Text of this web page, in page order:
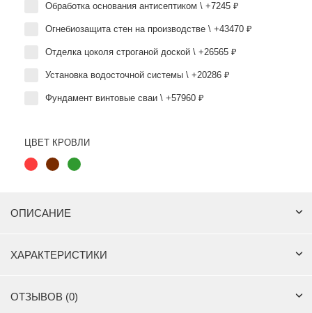
Обработка основания антисептиком \ +7245 ₽
Огнебиозащита стен на производстве \ +43470 ₽
Отделка цоколя строганой доской \ +26565 ₽
Установка водосточной системы \ +20286 ₽
Фундамент винтовые сваи \ +57960 ₽
ЦВЕТ КРОВЛИ
ОПИСАНИЕ
ХАРАКТЕРИСТИКИ
ОТЗЫВОВ (0)